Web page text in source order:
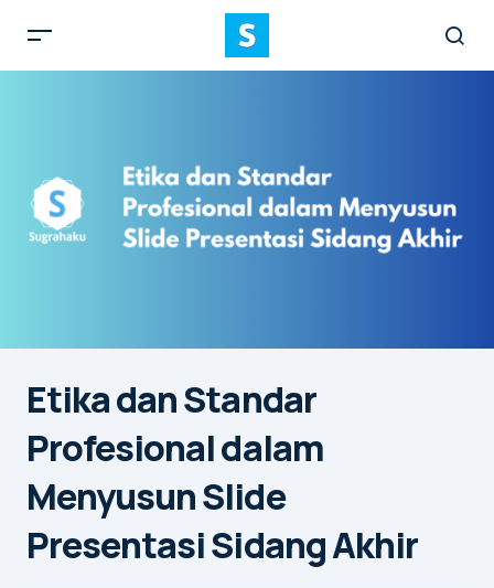
Etika dan Standar
Profesional dalam
Menyusun Slide
Presentasi Sidang Akhir